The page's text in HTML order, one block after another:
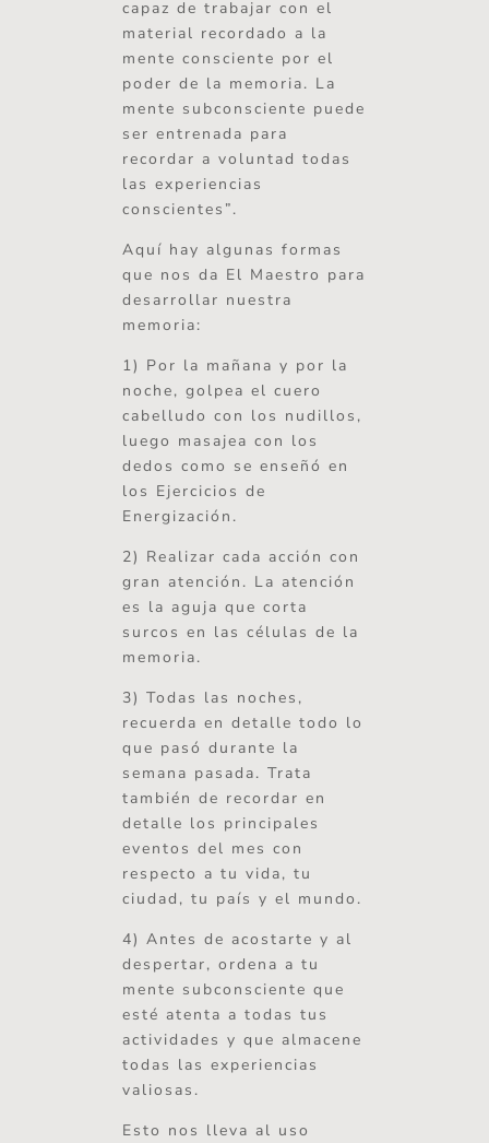
capaz de trabajar con el
material recordado a la
mente consciente por el
poder de la memoria. La
mente subconsciente puede
ser entrenada para
recordar a voluntad todas
las experiencias
conscientes”.
Aquí hay algunas formas
que nos da El Maestro para
desarrollar nuestra
memoria:
1) Por la mañana y por la
noche, golpea el cuero
cabelludo con los nudillos,
luego masajea con los
dedos como se enseñó en
los Ejercicios de
Energización.
2) Realizar cada acción con
gran atención. La atención
es la aguja que corta
surcos en las células de la
memoria.
3) Todas las noches,
recuerda en detalle todo lo
que pasó durante la
semana pasada. Trata
también de recordar en
detalle los principales
eventos del mes con
respecto a tu vida, tu
ciudad, tu país y el mundo.
4) Antes de acostarte y al
despertar, ordena a tu
mente subconsciente que
esté atenta a todas tus
actividades y que almacene
todas las experiencias
valiosas.
Esto nos lleva al uso